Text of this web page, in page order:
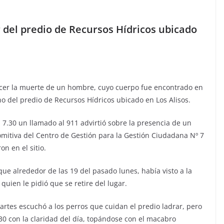
predio de Recursos Hídricos ubicado
la muerte de un hombre, cuyo cuerpo fue encontrado en
del predio de Recursos Hídricos ubicado en Los Alisos.
un llamado al 911 advirtió sobre la presencia de un
del Centro de Gestión para la Gestión Ciudadana Nº 7
en el sitio.
alrededor de las 19 del pasado lunes, había visto a la
le pidió que se retire del lugar.
escuchó a los perros que cuidan el predio ladrar, pero
con la claridad del día, topándose con el macabro